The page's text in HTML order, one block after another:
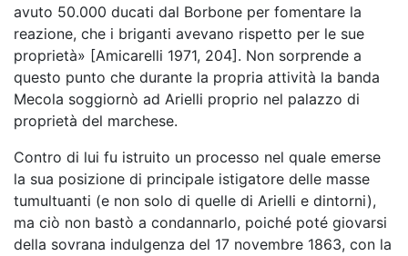
avuto 50.000 ducati dal Borbone per fomentare la
reazione, che i briganti avevano rispetto per le sue
proprietà» [Amicarelli 1971, 204]. Non sorprende a
questo punto che durante la propria attività la banda
Mecola soggiornò ad Arielli proprio nel palazzo di
proprietà del marchese.
Contro di lui fu istruito un processo nel quale emerse
la sua posizione di principale istigatore delle masse
tumultuanti (e non solo di quelle di Arielli e dintorni),
ma ciò non bastò a condannarlo, poiché poté giovarsi
della sovrana indulgenza del 17 novembre 1863, con la